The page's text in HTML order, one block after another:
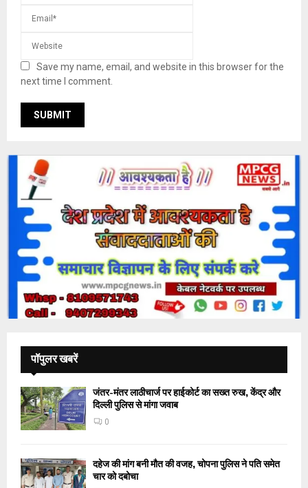
Save my name, email, and website in this browser for the
next time I comment.
पॉपुलर खबरें
जंतर-मंतर लाठीचार्ज पर हाईकोर्ट का सख्त रुख, केंद्र और
दिल्ली पुलिस से मांगा जवाब
0
दहेज की मांग बनी मौत की वजह, चोपना पुलिस ने पति समेत
चार को दबोचा